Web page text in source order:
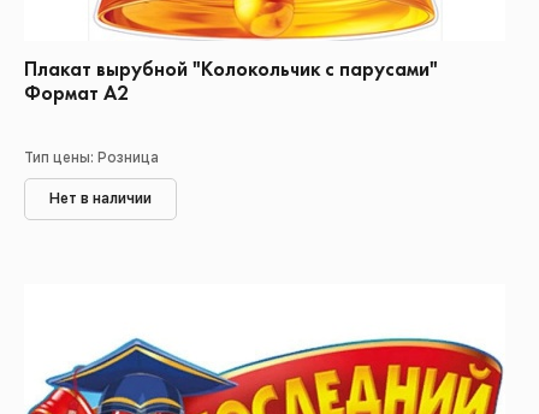
Плакат вырубной "Колокольчик с парусами"
Формат А2
Тип цены: Розница
Нет в наличии